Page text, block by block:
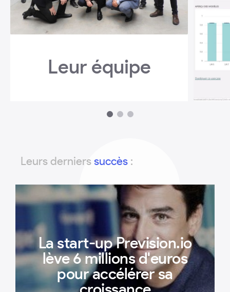
Leur équipe
1 2 3
Leurs derniers succès :
La start-up Prevision.io
lève 6 millions d'euros
pour accélérer sa